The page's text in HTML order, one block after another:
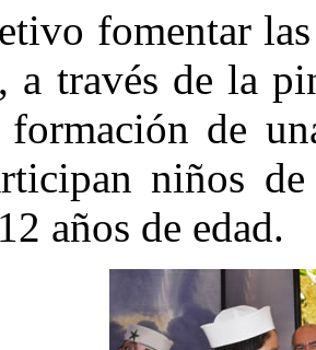
fomentar
a través de la
de
niños
años de edad.